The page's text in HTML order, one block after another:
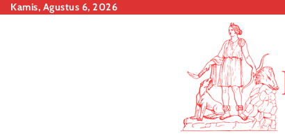
SkipKamis, Agustus 6, 2026